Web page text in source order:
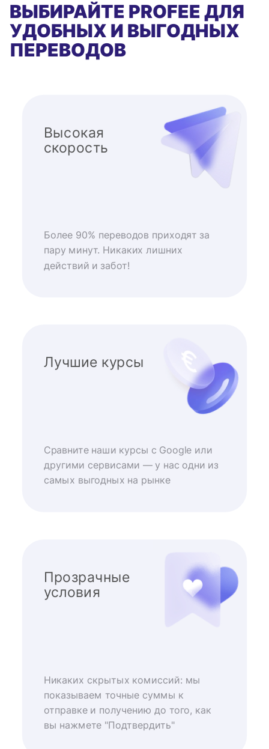
ВЫБИРАЙТЕ PROFEE ДЛЯ
УДОБНЫХ И ВЫГОДНЫХ
ПЕРЕВОДОВ
Высокая
скорость
Более 90% переводов приходят за
пару минут. Никаких лишних
действий и забот!
Лучшие курсы
Сравните наши курсы с Google или
другими сервисами — у нас одни из
самых выгодных на рынке
Прозрачные
условия
Никаких скрытых комиссий: мы
показываем точные суммы к
отправке и получению до того, как
вы нажмете "Подтвердить"